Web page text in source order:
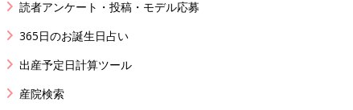
読者アンケート・投稿・モデル応募
365日のお誕生日占い
出産予定日計算ツール
産院検索